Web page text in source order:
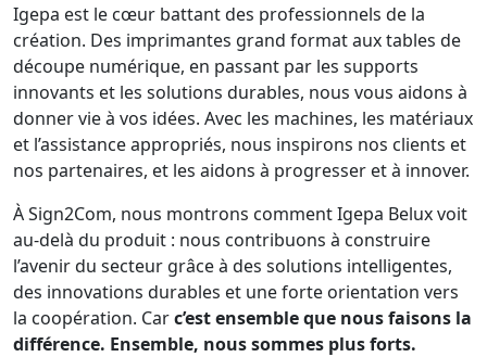
Igepa est le cœur battant des professionnels de la
création. Des imprimantes grand format aux tables de
découpe numérique, en passant par les supports
innovants et les solutions durables, nous vous aidons à
donner vie à vos idées. Avec les machines, les matériaux
et l’assistance appropriés, nous inspirons nos clients et
nos partenaires, et les aidons à progresser et à innover.
À Sign2Com, nous montrons comment Igepa Belux voit
au-delà du produit : nous contribuons à construire
l’avenir du secteur grâce à des solutions intelligentes,
des innovations durables et une forte orientation vers
la coopération. Carc’est ensemble que nous faisons la
différence. Ensemble, nous sommes plus forts.